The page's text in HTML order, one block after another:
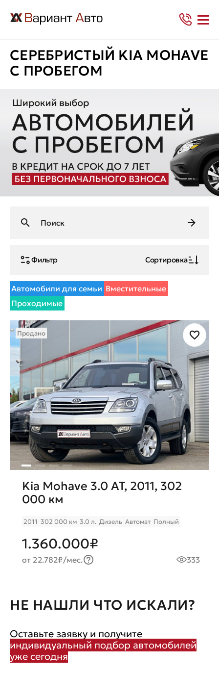
СЕРЕБРИСТЫЙ KIA MOHAVE
С ПРОБЕГОМ
Фильтр Сортировка
Автомобили для семьи Вместительные
Проходимые
Продано
Kia Mohave 3.0 AT, 2011, 302
000 км
2011 302 000 км 3.0 л. Дизель Автомат Полный
1.360.000₽
от 22.782₽/мес. 333
НЕ НАШЛИ ЧТО ИСКАЛИ?
Оставьте заявку и получите
индивидуальный подбор автомобилей
уже сегодня